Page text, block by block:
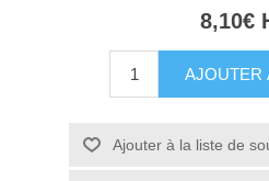
8,10€
AJOUTER
Ajouter à la liste de